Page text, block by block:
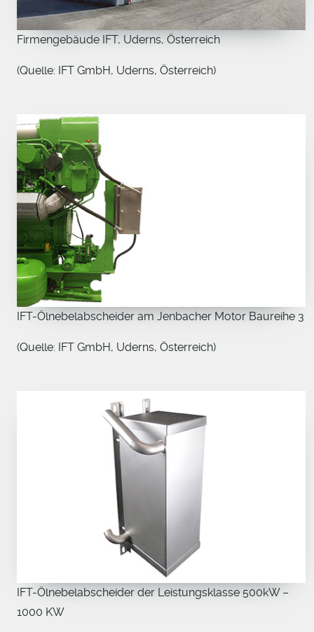
Firmengebäude IFT, Uderns, Österreich
(Quelle: IFT GmbH, Uderns, Österreich)
IFT-Ölnebelabscheider am Jenbacher Motor Baureihe 3
(Quelle: IFT GmbH, Uderns, Österreich)
IFT-Ölnebelabscheider der Leistungsklasse 500kW –
1000 KW